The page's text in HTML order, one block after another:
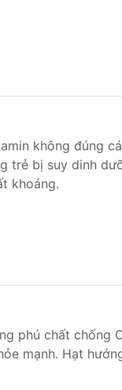
không đúng
trẻ bị suy dinh
khoáng.
phú chất chống
mạnh. Hạt